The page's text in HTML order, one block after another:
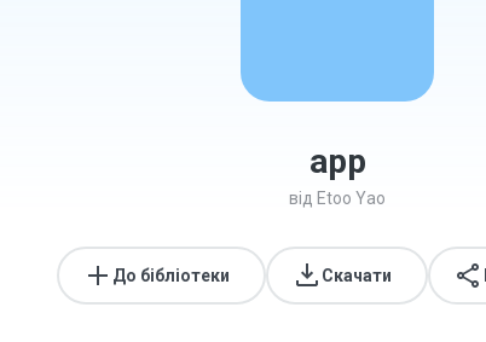
app
від Etoo Yao
До бібліотеки Скачати